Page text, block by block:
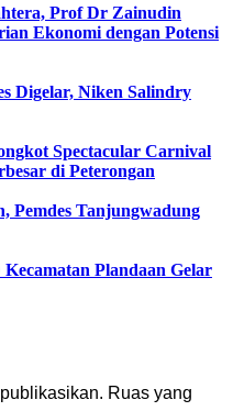
Prof Dr Zainudin
Ekonomi dengan Potensi
Digelar, Niken Salindry
Spectacular Carnival
di Peterongan
Pemdes Tanjungwadung
Plandaan Gelar
Ruas yang